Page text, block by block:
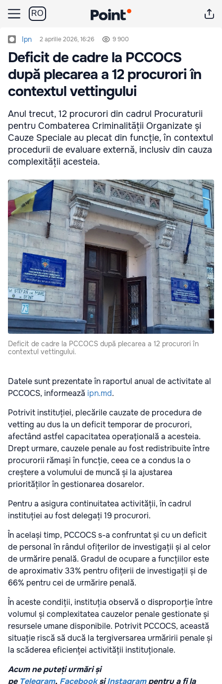
RO
Ipn 2 aprilie 2026, 16:26 9 900
Deficit de cadre la PCCOCS
după plecarea a 12 procurori în
contextul vettingului
Anul trecut, 12 procurori din cadrul Procuraturii
pentru Combaterea Criminalității Organizate și
Cauze Speciale au plecat din funcție, în contextul
procedurii de evaluare externă, inclusiv din cauza
complexității acesteia.
Deficit de cadre la PCCOCS după plecarea a 12 procurori în
contextul vettingului.
Datele sunt prezentate în raportul anual de activitate al
PCCOCS, informează ipn.md.
Potrivit instituției, plecările cauzate de procedura de
vetting au dus la un deficit temporar de procurori,
afectând astfel capacitatea operațională a acesteia.
Drept urmare, cauzele penale au fost redistribuite între
procurorii rămași în funcție, ceea ce a condus la o
creștere a volumului de muncă și la ajustarea
priorităților în gestionarea dosarelor.
Pentru a asigura continuitatea activității, în cadrul
instituției au fost delegați 19 procurori.
În același timp, PCCOCS s-a confruntat și cu un deficit
de personal în rândul ofițerilor de investigații și al celor
de urmărire penală. Gradul de ocupare a funcțiilor este
de aproximativ 33% pentru ofițerii de investigații și de
66% pentru cei de urmărire penală.
În aceste condiții, instituția observă o disproporție între
volumul și complexitatea cauzelor penale gestionate și
resursele umane disponibile. Potrivit PCCOCS, această
situație riscă să ducă la tergiversarea urmăririi penale și
la scăderea eficienței activității instituționale.
Acum ne puteți urmări și
pe Telegram, Facebook șiInstagrampentru a fi la